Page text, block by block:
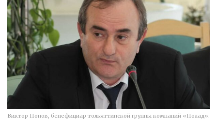
Виктор Попов, бенефициар тольяттинской группы компаний «Полад».